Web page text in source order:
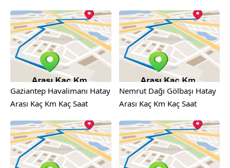
Gaziantep Havalimanı Hatay
Arası Kaç Km Kaç Saat
Nemrut Dağı Gölbaşı Hatay
Arası Kaç Km Kaç Saat